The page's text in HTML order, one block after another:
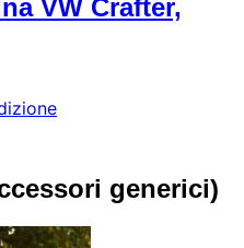
VW Crafter,
generici)